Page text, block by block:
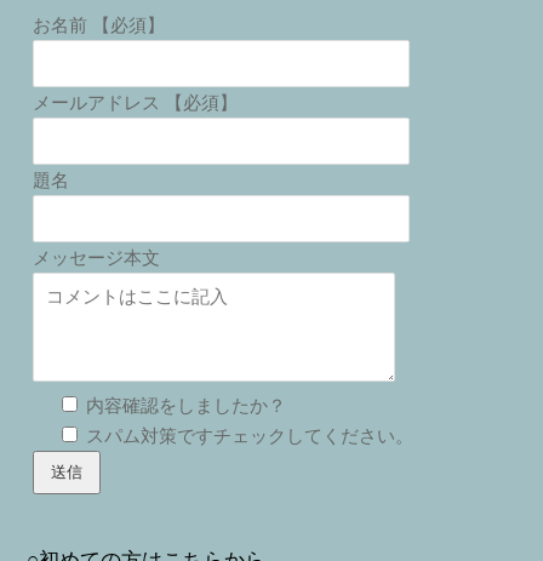
お名前 【必須】
メールアドレス 【必須】
題名
メッセージ本文
内容確認をしましたか？
スパム対策ですチェックしてください。